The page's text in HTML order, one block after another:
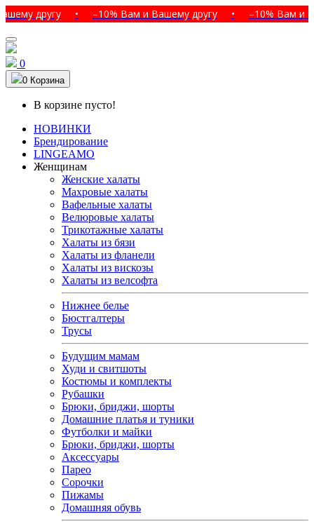
другу • –10% Вам и Вашему другу • –10% Вам и
0
0 Корзина
В корзине пусто!
НОВИНКИ
Брендирование
LINGEAMO
Женщинам
Женские халаты
Махровые халаты
Вафельные халаты
Велюровые халаты
Трикотажные халаты
Халаты из бязи
Халаты из фланели
Халаты из вискозы
Халаты из велсофта
Нижнее белье
Бюстгалтеры
Трусы
Будущим мамам
Худи и свитшоты
Костюмы и комплекты
Рубашки
Брюки, бриджи, шорты
Домашние платья и туники
Футболки и майки
Брюки, бриджи, шорты
Аксессуары
Парео
Сорочки
Пижамы
Домашняя обувь